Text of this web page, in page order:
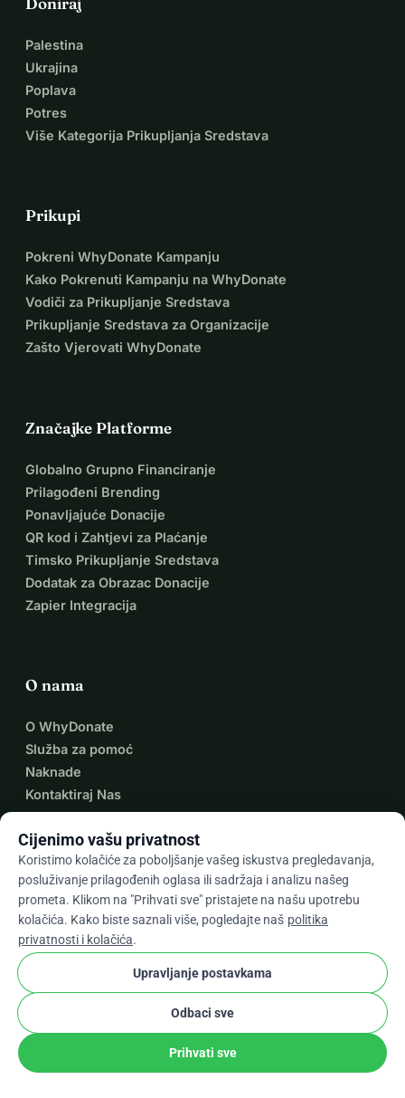
Palestina
Ukrajina
Poplava
Potres
Više Kategorija Prikupljanja Sredstava
Prikupi
Pokreni WhyDonate Kampanju
Kako Pokrenuti Kampanju na WhyDonate
Vodiči za Prikupljanje Sredstava
Prikupljanje Sredstava za Organizacije
Zašto Vjerovati WhyDonate
Značajke Platforme
Globalno Grupno Financiranje
Prilagođeni Brending
Ponavljajuće Donacije
QR kod i Zahtjevi za Plaćanje
Timsko Prikupljanje Sredstava
Dodatak za Obrazac Donacije
Zapier Integracija
O nama
O WhyDonate
Služba za pomoć
Naknade
Kontaktiraj Nas
Više resursaexpand_more
★★★★★
Cijenimo vašu privatnost
Koristimo kolačiće za poboljšanje vašeg iskustva pregledavanja,
posluživanje prilagođenih oglasa ili sadržaja i analizu našeg
prometa. Klikom na "Prihvati sve" pristajete na našu upotrebu
kolačića. Kako biste saznali više, pogledajte naš politika
privatnosti i kolačića.
Upravljanje postavkama
Odbaci sve
Prihvati sve